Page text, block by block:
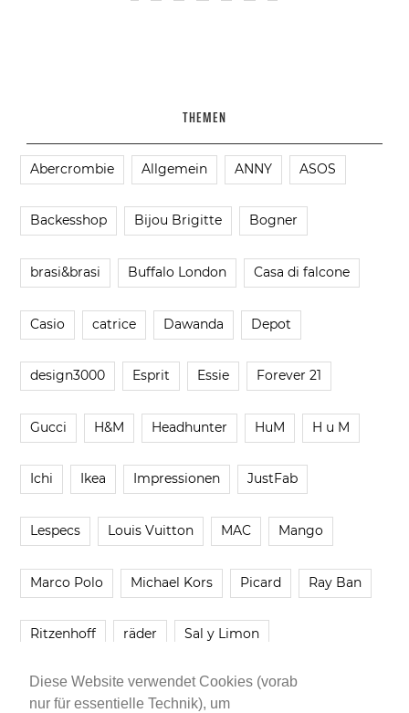
Diese Website verwendet Cookies (vorab
nur für essentielle Technik), um
THEMEN
Abercrombie Allgemein ANNY ASOS
Backesshop Bijou Brigitte Bogner
brasi&brasi Buffalo London Casa di falcone
Casio catrice Dawanda Depot
design3000 Esprit Essie Forever 21
Gucci H&M Headhunter HuM H u M
Ichi Ikea Impressionen JustFab
Lespecs Louis Vuitton MAC Mango
Marco Polo Michael Kors Picard Ray Ban
Ritzenhoff räder Sal y Limon
Smartbuyglasses smash! Steve Madden